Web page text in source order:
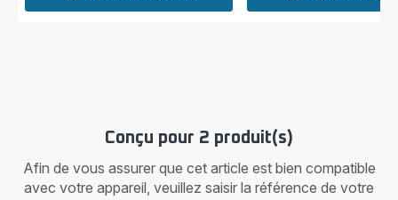
Conçu pour 2 produit(s)
Afin de vous assurer que cet article est bien compatible
avec votre appareil, veuillez saisir la référence de votre